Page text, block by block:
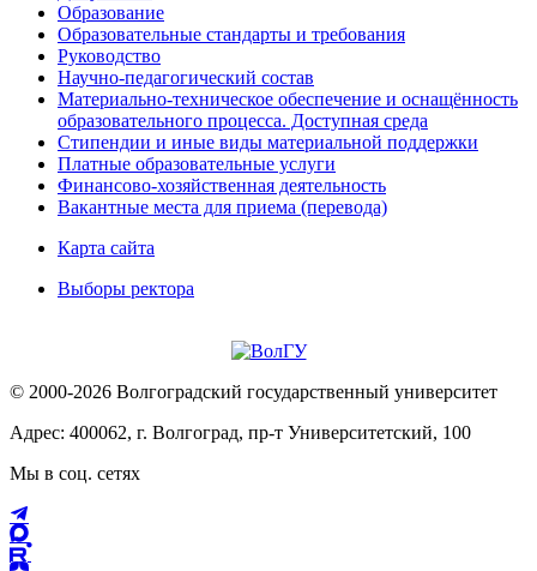
Образование
Образовательные стандарты и требования
Руководство
Научно-педагогический состав
Материально-техническое обеспечение и оснащённость
образовательного процесса. Доступная среда
Стипендии и иные виды материальной поддержки
Платные образовательные услуги
Финансово-хозяйственная деятельность
Вакантные места для приема (перевода)
Карта сайта
Выборы ректора
© 2000-2026 Волгоградский государственный университет
Адрес: 400062, г. Волгоград, пр-т Университетский, 100
Мы в соц. сетях